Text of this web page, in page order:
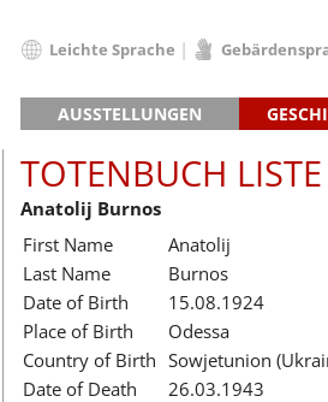
AUSSTELLUNGEN
Lager-SS
Klinkerwerk
Walther-Werke
Gefängnismauer
Haus des Gedenkens
Die
Leichte Sprache
English
Dansk
Español
Italiano
Nederlands
Português
Türkçe
TOTENBUCH LISTE
Anatolij Burnos
First Name
Anatolij
Last Name
Burnos
Date of Birth
15.08.1924
Place of Birth
Odessa
Country of Birth Sowjetunion
Date of Death
26.03.1943